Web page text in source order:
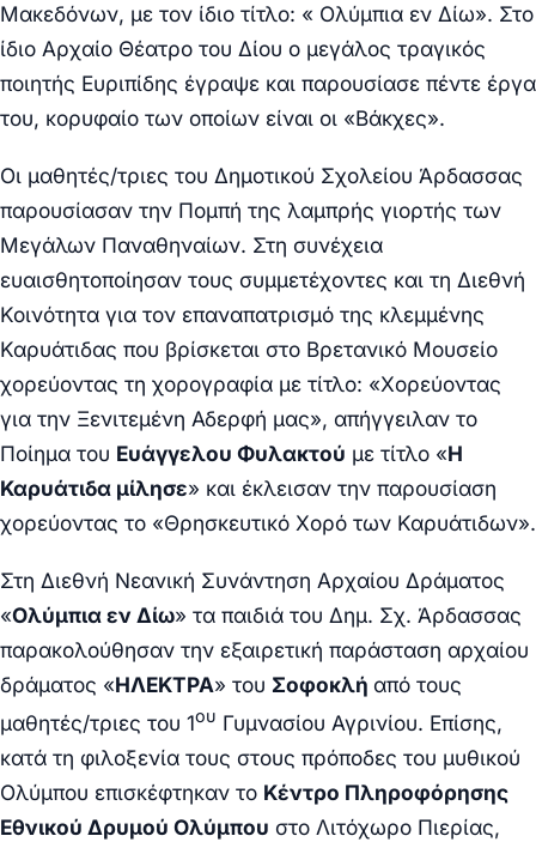
Μακεδόνων, με τον ίδιο τίτλο: « Ολύμπια εν Δίω». Στο
ίδιο Αρχαίο Θέατρο του Δίου ο μεγάλος τραγικός
ποιητής Ευριπίδης έγραψε και παρουσίασε πέντε έργα
του, κορυφαίο των οποίων είναι οι «Βάκχες».
Οι μαθητές/τριες του Δημοτικού Σχολείου Άρδασσας
παρουσίασαν την Πομπή της λαμπρής γιορτής των
Μεγάλων Παναθηναίων. Στη συνέχεια
ευαισθητοποίησαν τους συμμετέχοντες και τη Διεθνή
Κοινότητα για τον επαναπατρισμό της κλεμμένης
Καρυάτιδας που βρίσκεται στο Βρετανικό Μουσείο
χορεύοντας τη χορογραφία με τίτλο: «Χορεύοντας
για την Ξενιτεμένη Αδερφή μας», απήγγειλαν το
Ποίημα του Ευάγγελου Φυλακτού με τίτλο «Η
Καρυάτιδα μίλησε» και έκλεισαν την παρουσίαση
χορεύοντας το «Θρησκευτικό Χορό των Καρυάτιδων».
Στη Διεθνή Νεανική Συνάντηση Αρχαίου Δράματος
«Ολύμπια εν Δίω» τα παιδιά του Δημ. Σχ. Άρδασσας
παρακολούθησαν την εξαιρετική παράσταση αρχαίου
δράματος «ΗΛΕΚΤΡΑ» του Σοφοκλή από τους
μαθητές/τριες του 1ου Γυμνασίου Αγρινίου. Επίσης,
κατά τη φιλοξενία τους στους πρόποδες του μυθικού
Ολύμπου επισκέφτηκαν το Κέντρο Πληροφόρησης
Εθνικού Δρυμού Ολύμπου στο Λιτόχωρο Πιερίας,